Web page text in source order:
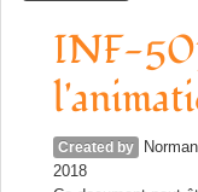
INF-
Created by
2018